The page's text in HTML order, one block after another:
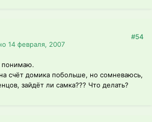
14 февраля, 2007
#54
понимаю.
счёт домика побольше, но сомневаюсь,
зайдёт ли самка??? Что делать?